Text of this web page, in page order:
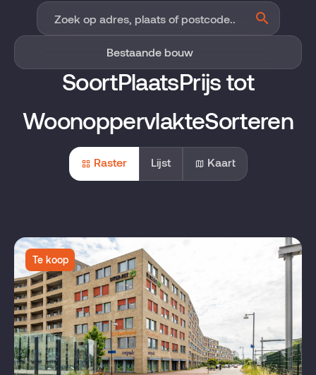
SoortPlaatsPrijs tot
WoonoppervlakteSorteren
Raster Lijst Kaart
Te koop